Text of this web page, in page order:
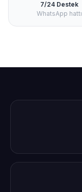
7/24 Destek
WhatsApp hattı